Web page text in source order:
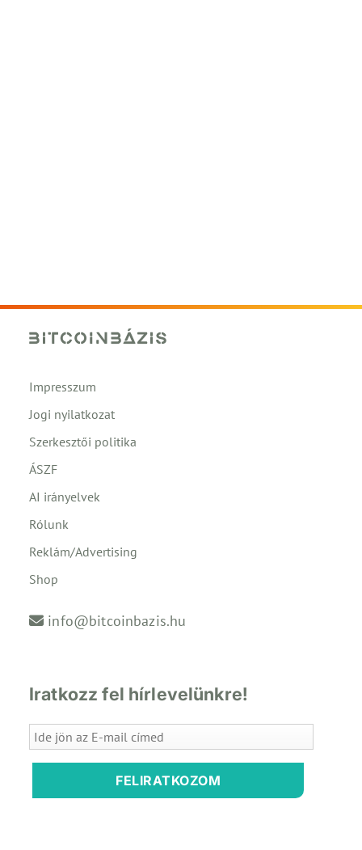
Impresszum
Jogi nyilatkozat
Szerkesztői politika
ÁSZF
AI irányelvek
Rólunk
Reklám/Advertising
Shop
info@bitcoinbazis.hu
Iratkozz fel hírlevelünkre!
FELIRATKOZOM